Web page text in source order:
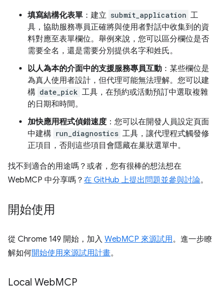
填寫結構化表單 ：建立 submit_application 工
具，協助服務專員正確將與使用者對話中收集到的資
料對應至表單欄位。舉例來說，您可以區分欄位是否
需要全名，還是需要分別提供名字和姓氏。
以人為本的介面中的支援服務專員互動 ：某些欄位是
為真人使用者設計，但代理可能無法理解。您可以建
構 date_pick 工具，在預約或活動預訂中選取複雜
的日期和時間。
加快應用程式偵錯速度 ：您可以在開發人員設定頁面
中建構 run_diagnostics 工具，讓代理程式觸發修
正項目，否則這些項目會隱藏在巢狀選單中。
找不到適合的用途嗎？或者，您有很棒的想法想在
WebMCP 中分享嗎？ 在 GitHub 上提出問題並參與討論。
開始使用
從 Chrome 149 開始，加入 WebMCP 來源試用。進一步瞭
解如何開始使用來源試用計畫。
Local WebMCP